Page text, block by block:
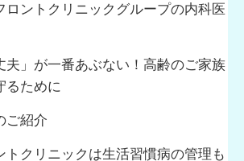
ロントクリニックグループの内科医
夫」が一番あぶない！高齢のご家族
るために
紹介
トクリニックは生活習慣病の管理も